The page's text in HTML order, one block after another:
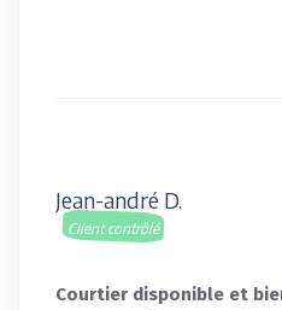
Jean-andré D.
Client contrôlé
Courtier disponible et